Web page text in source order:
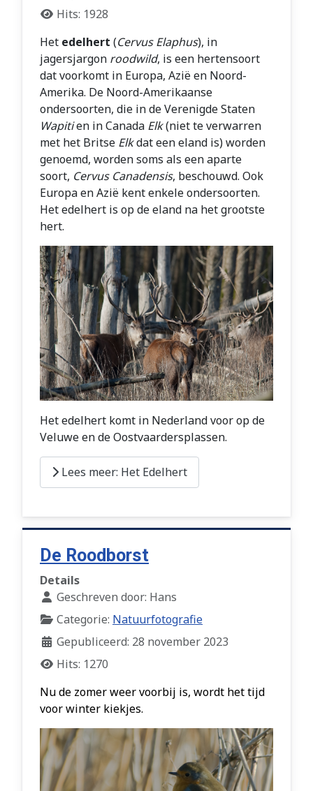
Hits: 1928
Het edelhert (Cervus Elaphus), in
jagersjargon roodwild, is een hertensoort
dat voorkomt in Europa, Azië en Noord-
Amerika. De Noord-Amerikaanse
ondersoorten, die in de Verenigde Staten
Wapitien in Canada Elk(niet te verwarren
met het Britse Elkdat een eland is) worden
genoemd, worden soms als een aparte
soort, Cervus Canadensis, beschouwd. Ook
Europa en Azië kent enkele ondersoorten.
Het edelhert is op de eland na het grootste
hert.
Het edelhert komt in Nederland voor op de
Veluwe en de Oostvaardersplassen.
Lees meer: Het Edelhert
De Roodborst
Details
Geschreven door: Hans
Categorie: Natuurfotografie
Gepubliceerd: 28 november 2023
Hits: 1270
Nu de zomer weer voorbij is, wordt het tijd
voor winter kiekjes.